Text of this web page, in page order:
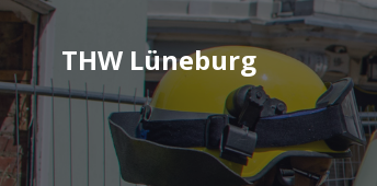
THW Lüneburg